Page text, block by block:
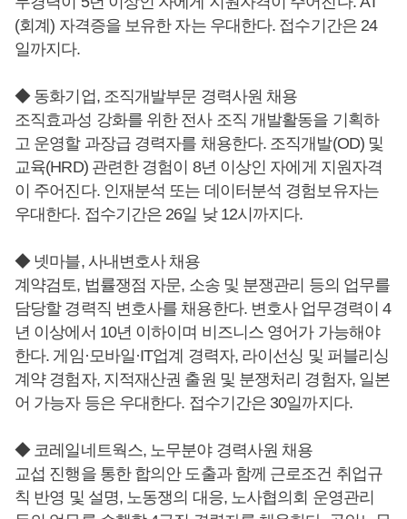
(회계) 자격증을 보유한 자는 우대한다. 접수기간은 24
일까지다.
◆ 동화기업, 조직개발부문 경력사원 채용
조직효과성 강화를 위한 전사 조직 개발활동을 기획하
고 운영할 과장급 경력자를 채용한다. 조직개발(OD) 및
교육(HRD) 관련한 경험이 8년 이상인 자에게 지원자격
이 주어진다. 인재분석 또는 데이터분석 경험보유자는
우대한다. 접수기간은 26일 낮 12시까지다.
◆ 넷마블, 사내변호사 채용
계약검토, 법률쟁점 자문, 소송 및 분쟁관리 등의 업무를
담당할 경력직 변호사를 채용한다. 변호사 업무경력이 4
년 이상에서 10년 이하이며 비즈니스 영어가 가능해야
한다. 게임·모바일·IT업계 경력자, 라이선싱 및 퍼블리싱
계약 경험자, 지적재산권 출원 및 분쟁처리 경험자, 일본
어 가능자 등은 우대한다. 접수기간은 30일까지다.
◆ 코레일네트웍스, 노무분야 경력사원 채용
교섭 진행을 통한 합의안 도출과 함께 근로조건 취업규
칙 반영 및 설명, 노동쟁의 대응, 노사협의회 운영관리